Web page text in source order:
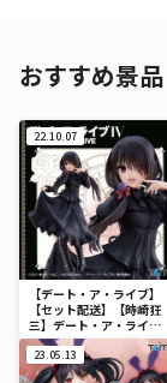
おすすめ景品
22.10.07
【デート・ア・ライブ】
【セット配送】【時崎狂
三】デート・ア・ライブ
Ⅳ Coreful フィギュ
ア 時崎狂三～私服ver.
～
23.05.13